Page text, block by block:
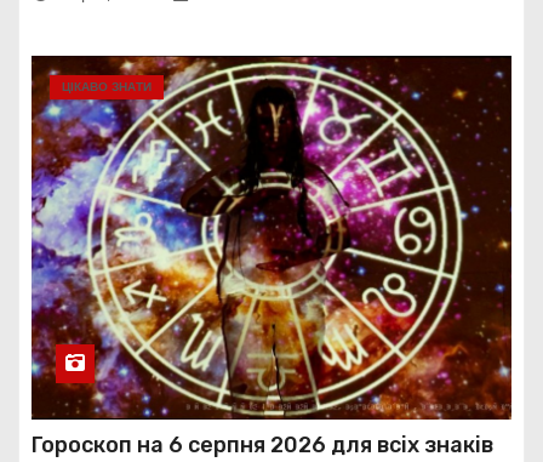
ЦІКАВО ЗНАТИ
Гороскоп на 6 серпня 2026 для всіх знаків